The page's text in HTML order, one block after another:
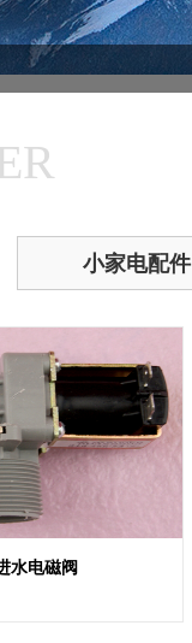
小家电配件
水电磁阀